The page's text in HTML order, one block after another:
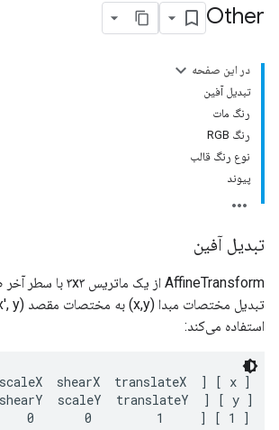
Other
در این صفحه
تبدیل آفین
رنگ مات
رنگ RGB
نوع رنگ قالب
پیوند
تبدیل آفین
استفاده می‌کند:
shearX  translateX  ] [ x ]
scaleY  translateY  ] [ y ]